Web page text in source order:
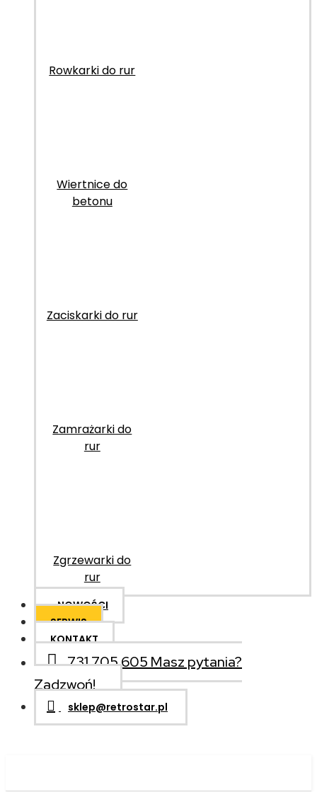
Rowkarki do rur
Wiertnice do
betonu
Zaciskarki do rur
Zamrażarki do
rur
Zgrzewarki do
rur
NOWOŚCI
SERWIS
KONTAKT
731 705 605 Masz pytania?
Zadzwoń!
sklep@retrostar.pl